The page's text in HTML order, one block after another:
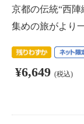
京都の伝統“西
集めの旅がより
¥6,649 (税込)